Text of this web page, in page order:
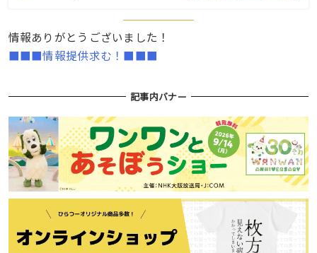
情報ありがとうございました！
■■■情報提供求む！■■■
記事内バナー